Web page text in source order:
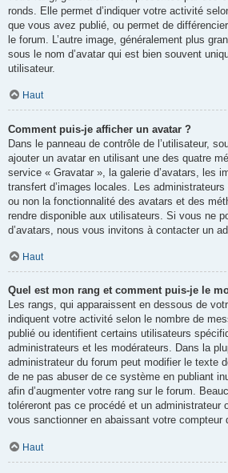
ronds. Elle permet d’indiquer votre activité
que vous avez publié, ou permet de
le forum. L’autre image, généralement plus
sous le nom d’avatar qui est bien souvent
utilisateur.
Haut
Comment puis-je afficher un avatar ?
Dans le panneau de contrôle de l’utilisateur,
ajouter un avatar en utilisant une des quatre
service « Gravatar », la galerie d’avatars, les
transfert d’images locales. Les
ou non la fonctionnalité des avatars et des
rendre disponible aux utilisateurs. Si vous ne
d’avatars, nous vous invitons à contacter un
Haut
Quel est mon rang et comment puis-je le
Les rangs, qui apparaissent en dessous de
indiquent votre activité selon le nombre de
publié ou identifient certains utilisateurs
administrateurs et les modérateurs. Dans la
administrateur du forum peut modifier le texte
de ne pas abuser de ce système en publiant
afin d’augmenter votre rang sur le forum.
toléreront pas ce procédé et un administrateur
vous sanctionner en abaissant votre compteur
Haut